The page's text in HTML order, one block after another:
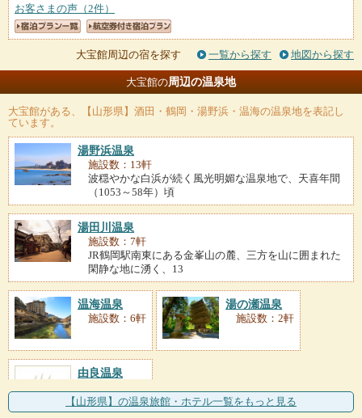
お客さまの声（2件）
大宝館周辺の宿を探す 一覧から探す 地図から探す
大宝館の周辺の温泉地
大宝館がある、【山形県】酒田・鶴岡・湯野浜・温海の温泉地を表記し
ています。
湯野浜温泉
施設数：13軒
波穏やかな白浜が続く風光明媚な温泉地で、天喜年間
（1053～58年）頃
湯田川温泉
施設数：7軒
JR鶴岡駅南東にある金峯山の麓、三方を山に囲まれた
閑静な地に湧く、13
温海温泉
施設数：6軒
湯の瀬温泉
施設数：2軒
由良温泉
【山形県】の温泉旅館・ホテル一覧をもっと見る